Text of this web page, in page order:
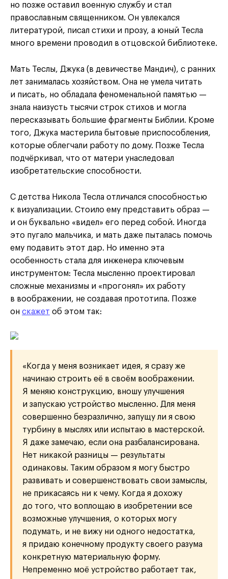
но позже оставил военную службу и стал
православным священником. Он увлекался
литературой, писал стихи и прозу, а юный Тесла
много времени проводил в отцовской библиотеке.
Мать Теслы, Джука (в девичестве Мандич), с ранних
лет занималась хозяйством. Она не умела читать
и писать, но обладала феноменальной памятью —
знала наизусть тысячи строк стихов и могла
пересказывать большие фрагменты Библии. Кроме
того, Джука мастерила бытовые приспособления,
которые облегчали работу по дому. Позже Тесла
подчёркивал, что от матери унаследовал
изобретательские способности.
С детства Никола Тесла отличался способностью
к визуализации. Стоило ему представить образ —
и он буквально «видел» его перед собой. Иногда
это пугало мальчика, и мать даже пыталась помочь
ему подавить этот дар. Но именно эта
особенность стала для инженера ключевым
инструментом: Тесла мысленно проектировал
сложные механизмы и «прогонял» их работу
в воображении, не создавая прототипа. Позже
он скажет об этом так:
«Когда у меня возникает идея, я сразу же
начинаю строить её в своём воображении.
Я меняю конструкцию, вношу улучшения
и запускаю устройство мысленно. Для меня
совершенно безразлично, запущу ли я свою
турбину в мыслях или испытаю в мастерской.
Я даже замечаю, если она разбалансирована.
Нет никакой разницы — результаты
одинаковы. Таким образом я могу быстро
развивать и совершенствовать свои замыслы,
не прикасаясь ни к чему. Когда я дохожу
до того, что воплощаю в изобретении все
возможные улучшения, о которых могу
подумать, и не вижу ни одного недостатка,
я придаю конечному продукту своего разума
конкретную материальную форму.
Непременно моё устройство работает так,